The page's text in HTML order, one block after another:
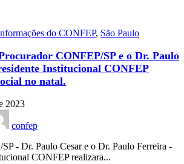
do CONFEP, São Paulo
CONFEP/SP e o Dr. Paulo
Institucional CONFEP
no natal.
2023
confep
- Dr. Paulo Cesar e o Dr. Paulo Ferreira -
CONFEP realizara...